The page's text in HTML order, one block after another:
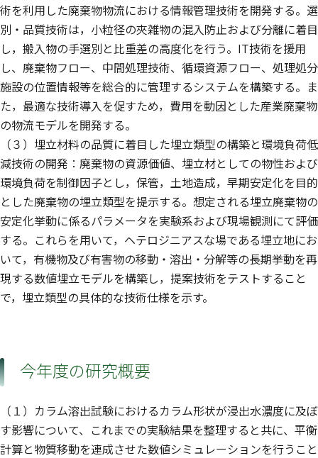
術を利用した廃棄物物流における情報管理技術を開発する。選
別・品質技術は，小粒径の夾雑物の混入防止および分離に着目
し，搬入物の手選別と比重差の高度化を行う。IT技術を援用
し、廃棄物フロー、中間処理技術、循環資源フロー、処理処分
施設の位置情報等を総合的に管理するシステムを構築する。ま
た，最適な技術導入を促すため，費用を動因とした産業廃棄物
の物流モデルを開発する。
（３）埋立材料の品質に着目した埋立類型の構築と環境負荷低
減技術の開発：廃棄物の資源価値、埋立材としての物性および
環境負荷を制御因子とし，保管，土地造成，早期安定化を目的
とした廃棄物の埋立類型を提示する。想定される埋立廃棄物の
安定化挙動に係るパラメータを実験系および現場観測にて評価
する。これらを用いて，ヘテロジニアスな場である埋立地にお
いて，有機物及び有害物の移動・溶出・分解等の長期挙動を再
現する数値埋立モデルを構築し，提案技術をテストすること
で，埋立類型の具体的な技術仕様を示す。
今年度の研究概要
（１）カラム溶出試験におけるカラム形状が浸出水濃度に及ぼ
す影響について、これまでの実験結果を整理すると共に、平衡
計算と物質移動を連成させた数値シミュレーションを行うこと